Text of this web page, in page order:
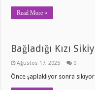
Read More »
Bağladığı Kızı
Ağustos 17, 2025 0
Önce şaplaklıyor sonra